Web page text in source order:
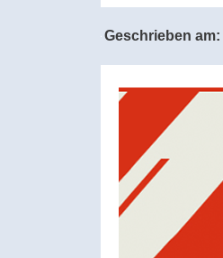
Geschrieben am: